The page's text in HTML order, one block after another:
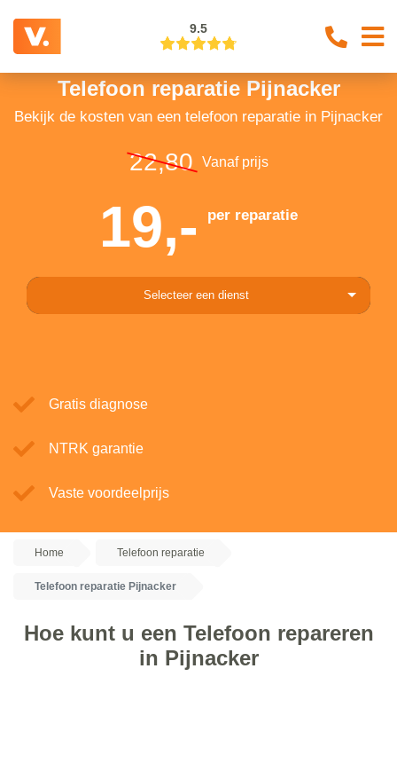
9.5
Telefoon reparatie Pijnacker
Bekijk de kosten van een telefoon reparatie in Pijnacker
22,80 Vanaf prijs
19,- per reparatie
Selecteer een dienst
Gratis diagnose
NTRK garantie
Vaste voordeelprijs
Home Telefoon reparatie
Telefoon reparatie Pijnacker
Hoe kunt u een Telefoon repareren
in Pijnacker